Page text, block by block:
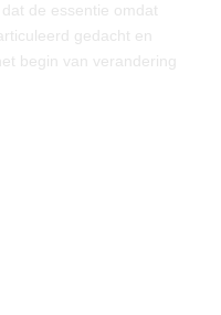
de essentie omdat
gedacht en
begin van verandering